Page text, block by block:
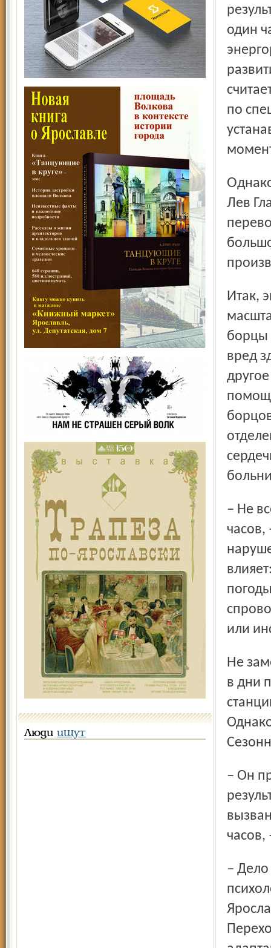
Люди ищут
один
по
Однако главный механик комбината «Красный Перекоп»
Лев
Итак, экономия на освещении перестала быть в
борцы
вред
– Не все сердечники одинаково страдают от перевода
или
Не заметил обвального роста вызовов неотложки именно
в дни
– Он приводит не к немедленным, а отдалённым
– Дело не в болезнях, – соглашается с врачами кандидат